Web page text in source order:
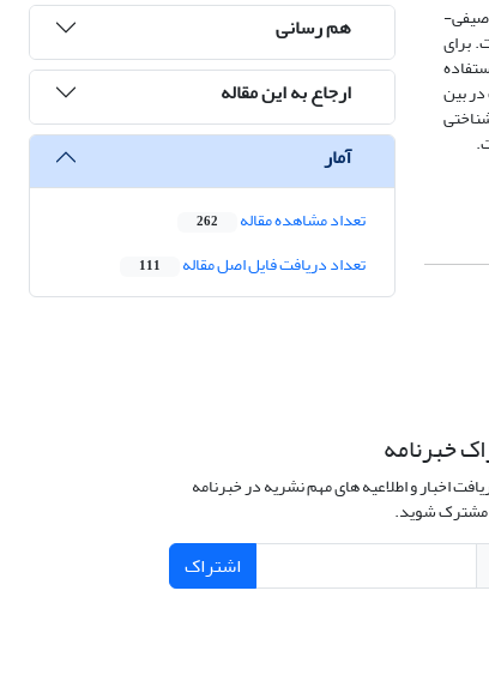
کوکران، 328 نفر تعیین شده است. برای
مطلوب در بین
جمعیت شناختی
هم رسانی
ارجاع به این مقاله
آمار
تعداد مشاهده مقاله 262
تعداد دریافت فایل اصل مقاله 111
خبرنامه
اخبار و اطلاعیه های مهم نشریه در خبرنامه
شوید.
اشتراک